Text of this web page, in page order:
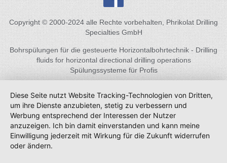
Copyright © 2000-2024 alle Rechte vorbehalten, Phrikolat Drilling
Specialties GmbH
Bohrspülungen für die gesteuerte Horizontalbohrtechnik - Drilling
fluids for horizontal directional drilling operations
Spülungssysteme für Profis
Diese Seite nutzt Website Tracking-Technologien von Dritten,
um ihre Dienste anzubieten, stetig zu verbessern und
Werbung entsprechend der Interessen der Nutzer
anzuzeigen. Ich bin damit einverstanden und kann meine
Einwilligung jederzeit mit Wirkung für die Zukunft widerrufen
oder ändern.